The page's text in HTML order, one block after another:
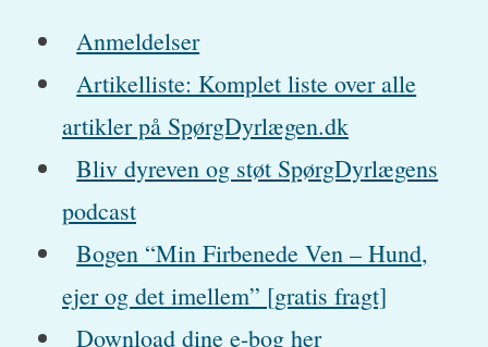
Anmeldelser
Artikelliste: Komplet liste over alle
artikler på SpørgDyrlægen.dk
Bliv dyreven og støt SpørgDyrlægens
podcast
Bogen “Min Firbenede Ven – Hund,
ejer og det imellem” [gratis fragt]
Download dine e-bog her